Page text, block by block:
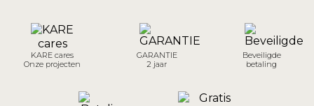
KARE cares
Onze projecten
GARANTIE
2 jaar
Beveiligde
betaling